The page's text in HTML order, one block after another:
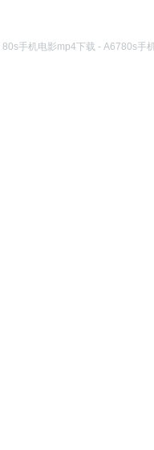
80s手机电影mp4下载 - A6780s手